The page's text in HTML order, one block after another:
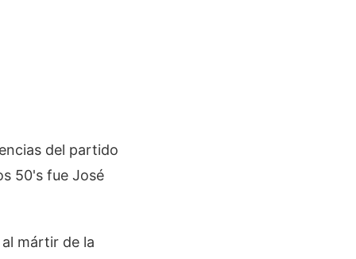
del partido
50's fue José
mártir de la